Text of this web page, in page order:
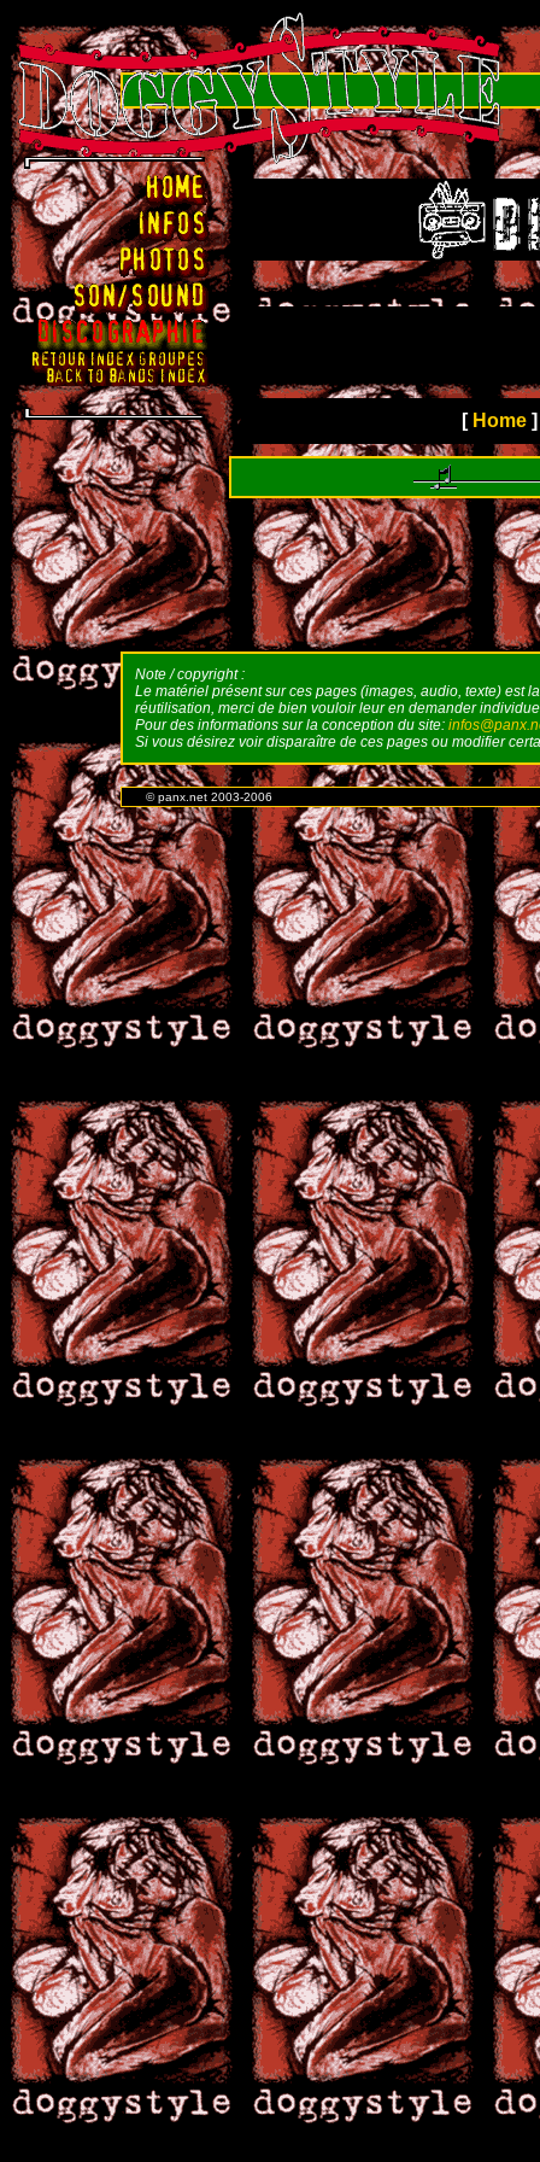
[ Home
Note / copyright :
Le matériel présent sur ces pages (images, audio, texte) est
réutilisation, merci de bien vouloir leur en demander
Pour des informations sur la conception du site:
Si vous désirez voir disparaître de ces pages ou modifier
© panx.net 2003-2006